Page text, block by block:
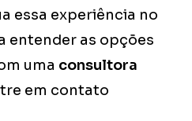
essa experiência no
entender as opções
uma consultora
em contato